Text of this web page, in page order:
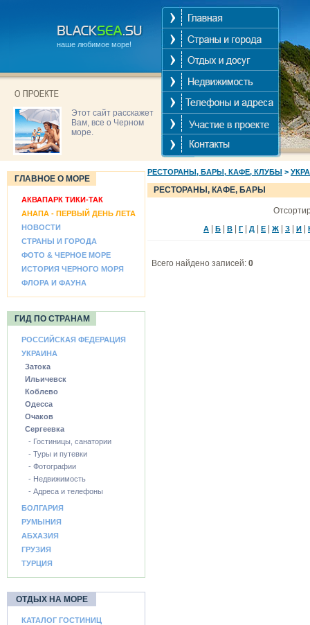
наше любимое море!
Этот сайт расскажет
Вам, все о Черном
море.
ГЛАВНОЕ О МОРЕ
АКВАПАРК ТИКИ-ТАК
АНАПА - ПЕРВЫЙ ДЕНЬ ЛЕТА
НОВОСТИ
СТРАНЫ И ГОРОДА
ФОТО & ЧЕРНОЕ МОРЕ
ИСТОРИЯ ЧЕРНОГО МОРЯ
ФЛОРА И ФАУНА
ГИД ПО СТРАНАМ
РОССИЙСКАЯ ФЕДЕРАЦИЯ
УКРАИНА
Затока
Ильичевск
Коблево
Одесса
Очаков
Сергеевка
- Гостиницы, санатории
- Туры и путевки
- Фотографии
- Недвижимость
- Адреса и телефоны
БОЛГАРИЯ
РУМЫНИЯ
АБХАЗИЯ
ГРУЗИЯ
ТУРЦИЯ
ОТДЫХ НА МОРЕ
КАТАЛОГ ГОСТИНИЦ
РЕСТОРАНЫ, БАРЫ, КАФЕ, КЛУБЫ >
РЕСТОРАНЫ, КАФЕ, БАРЫ
А Б В Г Д Е Ж З И
Всего найдено записей: 0